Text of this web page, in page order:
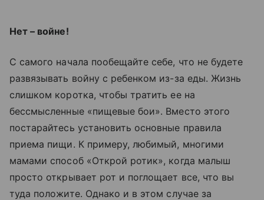
Нет – войне!
С самого начала пообещайте себе, что не будете
развязывать войну с ребенком из-за еды. Жизнь
слишком коротка, чтобы тратить ее на
бессмысленные «пищевые бои». Вместо этого
постарайтесь установить основные правила
приема пищи. К примеру, любимый, многими
мамами способ «Открой ротик», когда малыш
просто открывает рот и поглощает все, что вы
туда положите. Однако и в этом случае за